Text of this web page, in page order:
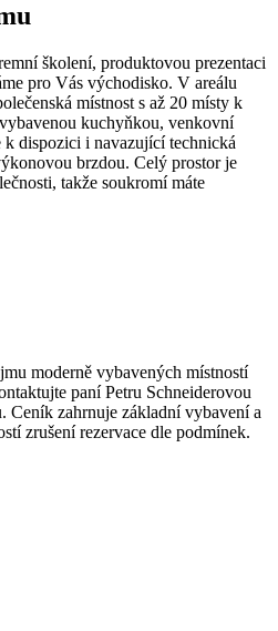
školení, produktovou prezentaci
pro Vás východisko. V areálu
místnost s až 20 místy k
kuchyňkou, venkovní
k dispozici i navazující technická
brzdou. Celý prostor je
takže soukromí máte
moderně vybavených místností
paní Petru Schneiderovou
Ceník zahrnuje základní vybavení a
zrušení rezervace dle podmínek.